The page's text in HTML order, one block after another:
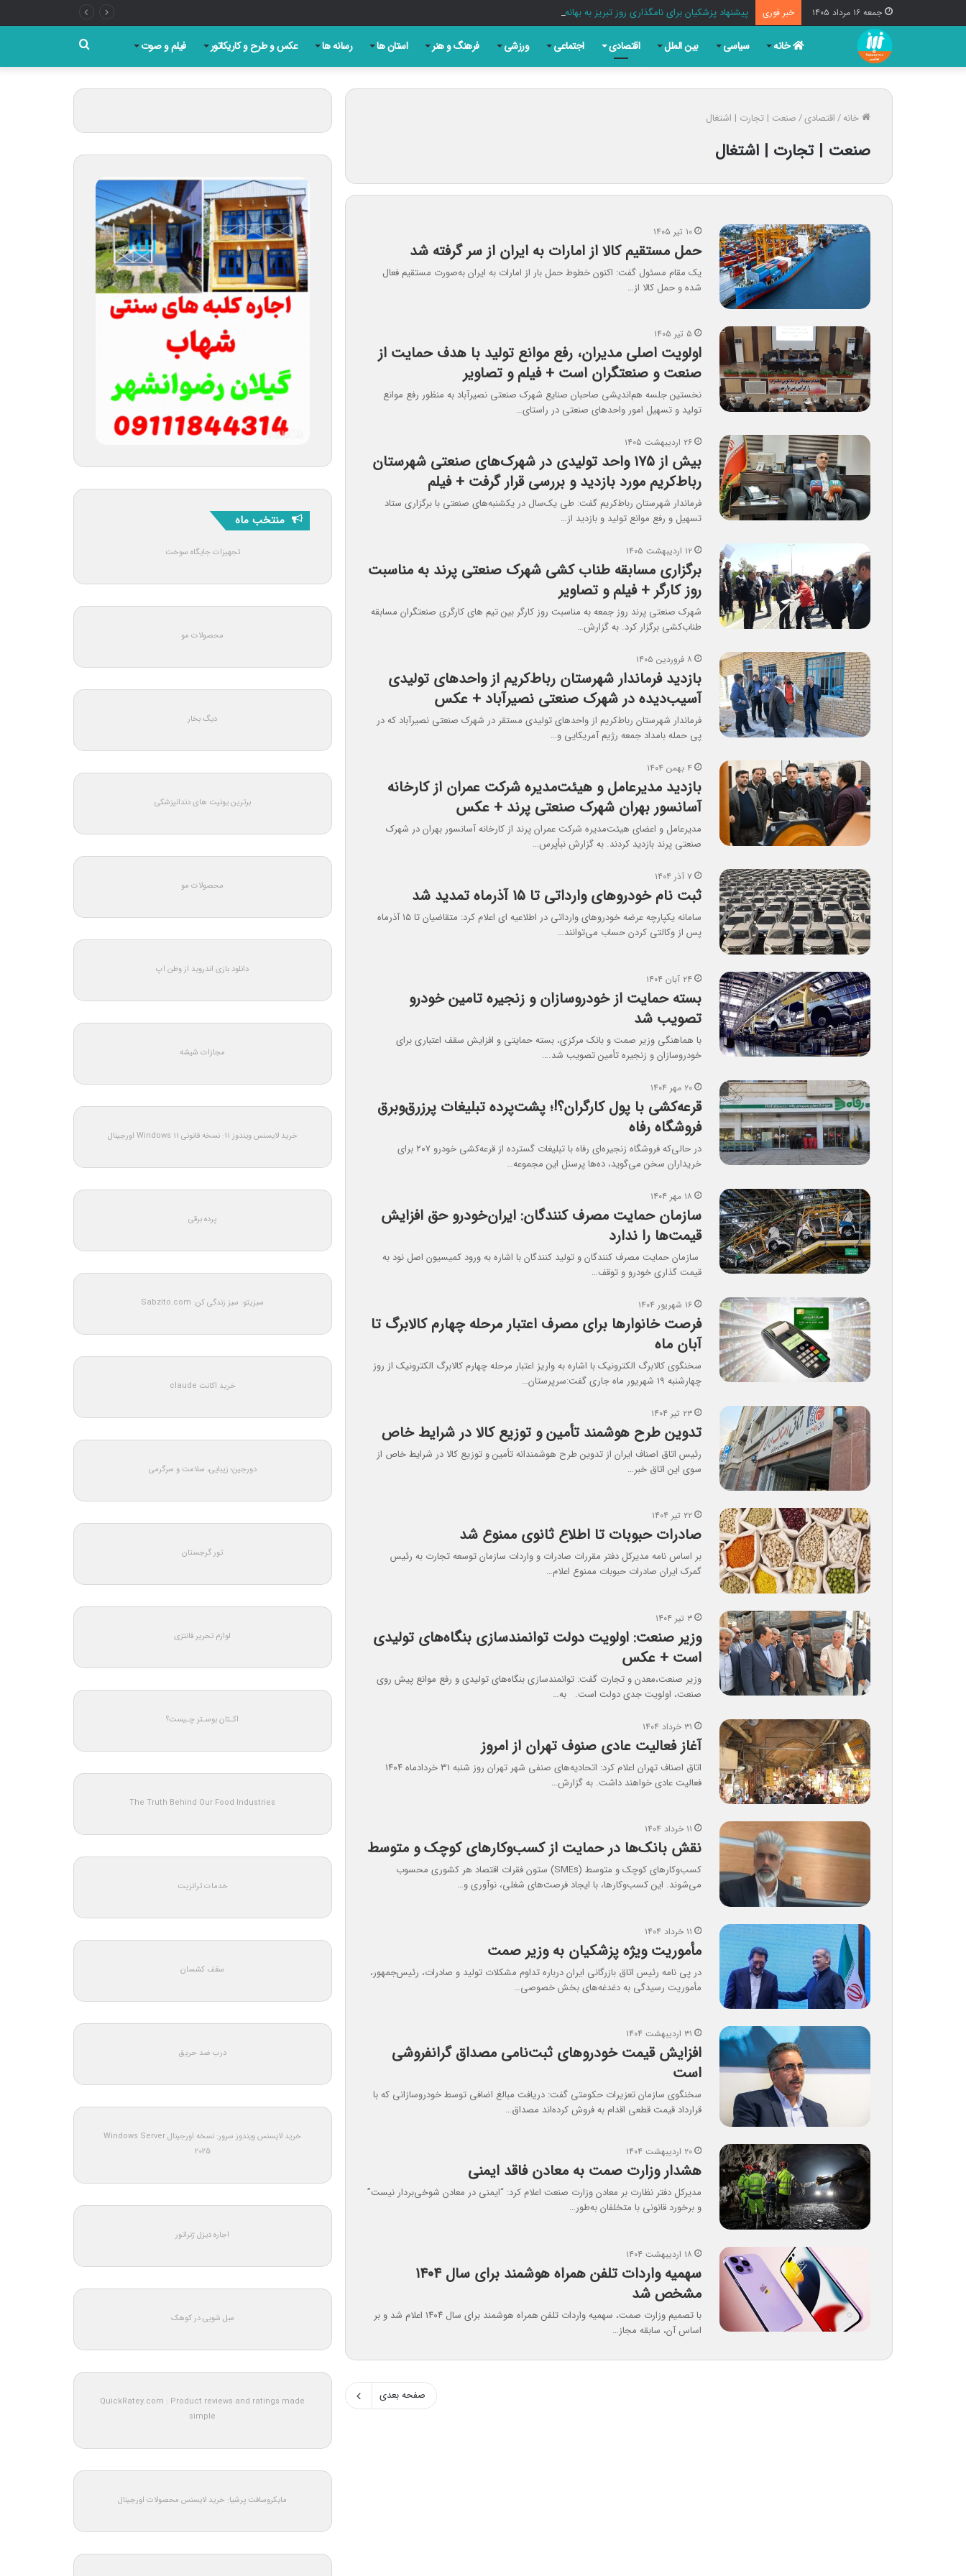
جمعه ۱۶ مرداد ۱۴۰۵ خبر فوری پیشنهاد پزشکیان برای نامگذاری روز تبریز به بهانه سالروز مشروطه
خانه سیاسی بین الملل اقتصادی اجتماعی ورزشی فرهنگ و هنر استان ها رسانه ها عکس و طرح و کاریکاتور فیلم و صوت
برای
خانه/اقتصادی/صنعت | تجارت | اشتغال
صنعت | تجارت | اشتغال
۱۰ تیر ۱۴۰۵
حمل مستقیم کالا از امارات به ایران از سر گرفته شد
یک مقام مسئول گفت: اکنون خطوط حمل بار از امارات به ایران به‌صورت مستقیم فعال
شده و حمل کالا از…
۵ تیر ۱۴۰۵
اولویت‌ اصلی مدیران، رفع موانع تولید با هدف حمایت از
صنعت و صنعتگران است + فیلم و تصاویر
نخستین جلسه هم‌اندیشی صاحبان صنایع شهرک صنعتی نصیرآباد به منظور رفع موانع
تولید و تسهیل امور واحدهای صنعتی در راستای…
۲۶ اردیبهشت ۱۴۰۵
بیش از ۱۷۵ واحد تولیدی در شهرک‌های صنعتی شهرستان
رباط‌کریم مورد بازدید و بررسی قرار گرفت + فیلم
فرماندار شهرستان رباط‌کریم گفت: طی یک‌سال در یکشنبه‌های صنعتی با برگزاری ستاد
تسهیل و رفع موانع تولید و بازدید از…
۱۲ اردیبهشت ۱۴۰۵
برگزاری مسابقه طناب‌ کشی شهرک صنعتی پرند به مناسبت
روز کارگر + فیلم و تصاویر
شهرک صنعتی پرند روز جمعه به مناسبت روز کارگر بین تیم های کارگری صنعتگران مسابقه
طناب‌کشی برگزار کرد. به گزارش…
۸ فروردین ۱۴۰۵
بازدید فرماندار شهرستان رباط‌کریم از واحدهای تولیدی
آسیب‌دیده در شهرک صنعتی نصیرآباد + عکس
فرماندار شهرستان رباط‌کریم از واحدهای تولیدی مستقر در شهرک صنعتی نصیرآباد که در
پی حمله بامداد جمعه رژیم آمریکایی و…
۴ بهمن ۱۴۰۴
بازدید مدیرعامل و هیئت‌مدیره شرکت عمران از کارخانه
آسانسور بهران شهرک صنعتی پرند + عکس
مدیرعامل و اعضای هیئت‌مدیره شرکت عمران پرند از کارخانه آسانسور بهران در شهرک
صنعتی پرند بازدید کردند. به گزارش نبأپرس…
۷ آذر ۱۴۰۴
ثبت نام خودروهای وارداتی تا ۱۵ آذرماه تمدید شد
سامانه یکپارچه عرضه خودروهای وارداتی در اطلاعیه ای اعلام کرد: متقاضیان تا ۱۵ آذرماه
پس از وکالتی کردن حساب می‌توانند…
۲۴ آبان ۱۴۰۴
بسته حمایت از خودروسازان و زنجیره تامین خودرو
تصویب شد
با هماهنگی وزیر صمت و بانک مرکزی، بسته حمایتی و افزایش سقف اعتباری برای
خودروسازان و زنجیره تأمین تصویب شد.…
۲۰ مهر ۱۴۰۴
قرعه‌کشی با پول کارگران؟!؛ پشت‌پرده تبلیغات پرزرق‌وبرق
فروشگاه رفاه
در حالی‌که فروشگاه زنجیره‌ای رفاه با تبلیغات گسترده از قرعه‌کشی خودرو ۲۰۷ برای
خریداران سخن می‌گوید، ده‌ها پرسنل این مجموعه…
۱۸ مهر ۱۴۰۴
سازمان حمایت مصرف کنندگان: ایران‌خودرو حق افزایش
قیمت‌ها را ندارد
سازمان حمایت مصرف کنندگان و تولید کنندگان با اشاره به ورود کمیسیون اصل نود به
قیمت گذاری خودرو و توقف…
۱۶ شهریور ۱۴۰۴
فرصت خانوارها برای مصرف اعتبار مرحله چهارم کالابرگ تا
آبان ماه
سخنگوی کالابرگ الکترونیک با اشاره به واریز اعتبار مرحله چهارم کالابرگ الکترونیک از روز
چهارشنبه ۱۹ شهریور ماه جاری گفت:سرپرستان…
۲۳ تیر ۱۴۰۴
تدوین طرح هوشمند تأمین و توزیع کالا در شرایط خاص
رئیس اتاق اصناف ایران از تدوین طرح هوشمندانه تأمین و توزیع کالا در شرایط خاص از
سوی این اتاق خبر…
۲۲ تیر ۱۴۰۴
صادرات حبوبات تا اطلاع ثانوی ممنوع شد
بر اساس نامه مدیرکل دفتر مقررات صادرات و واردات سازمان توسعه تجارت به رئیس
گمرک ایران صادرات حبوبات ممنوع اعلام…
۳ تیر ۱۴۰۴
وزیر صنعت: اولویت دولت توانمندسازی بنگاه‌های تولیدی
است + عکس
وزیر صنعت،معدن و تجارت گفت: توانمندسازی بنگاه‌های تولیدی و رفع موانع پیش‌ روی
صنعت، اولویت جدی دولت است. به…
۳۱ خرداد ۱۴۰۴
آغاز فعالیت عادی صنوف تهران از امروز
اتاق اصناف تهران اعلام کرد: اتحادیه‌های صنفی شهر تهران روز شنبه ۳۱ خردادماه ۱۴۰۴
فعالیت عادی خواهند داشت. به گزارش…
۱۱ خرداد ۱۴۰۴
نقش بانک‌ها در حمایت از کسب‌وکارهای کوچک و متوسط
کسب‌وکارهای کوچک و متوسط (SMEs) ستون فقرات اقتصاد هر کشوری محسوب
می‌شوند. این کسب‌وکارها، با ایجاد فرصت‌های شغلی، نوآوری و…
۱۱ خرداد ۱۴۰۴
مأموریت ویژه پزشکیان به وزیر صمت
در پی نامه رئیس اتاق بازرگانی ایران درباره تداوم مشکلات تولید و صادرات، رئیس‌جمهور،
مأموریت رسیدگی به دغدغه‌های بخش خصوصی…
۳۱ اردیبهشت ۱۴۰۴
افزایش قیمت خودروهای ثبت‌نامی مصداق گرانفروشی
است
سخنگوی سازمان تعزیرات حکومتی گفت: دریافت مبالغ اضافی توسط خودروسازانی که با
قرارداد قیمت قطعی اقدام به فروش کرده‌اند مصداق…
۲۰ اردیبهشت ۱۴۰۴
هشدار وزارت صمت به معادن فاقد ایمنی
مدیرکل دفتر نظارت بر معادن وزارت صنعت اعلام کرد: “ایمنی در معادن شوخی‌بردار نیست”
و برخورد قانونی با متخلفان به‌طور…
۱۸ اردیبهشت ۱۴۰۴
سهمیه واردات تلفن همراه هوشمند برای سال ۱۴۰۴
مشخص شد
با تصمیم وزارت صمت، سهمیه واردات تلفن همراه هوشمند برای سال ۱۴۰۴ اعلام شد و بر
اساس آن، سابقه مجاز…
صفحه بعدی
منتخب ماه
تجهیزات جایگاه سوخت
محصولات مو
دیگ بخار
برترین یونیت های دندانپزشکی
محصولات مو
دانلود بازی اندروید از وطن اپ
مجازات شیشه
خرید لایسنس ویندوز 11: نسخه قانونی Windows 11 اورجینال
پرده برقی
سبزیتو: سبز زندگی کن: Sabzito.com
خرید اکانت claude
دورجین؛ زیبایی، سلامت و سرگرمی
تور گرجستان
لوازم تحریر فانتزی
اکـتان بوسـتر چـیست؟
The Truth Behind Our Food Industries
خدمات ترانزیت
سقف کشسان
درب ضد حریق
خرید لایسنس ویندوز سرور: نسخه اورجینال Windows Server
2025
اجاره دیزل ژنراتور
مبل شویی در کوهک
QuickRatey.com : Product reviews and ratings made
simple
مایکروسافت پرشیا: خرید لایسنس محصولات اورجینال